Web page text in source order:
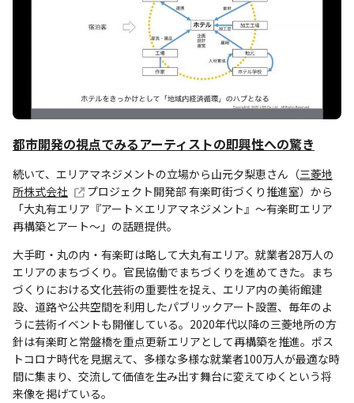
都市開発の視点でみるアーティストの即興性への驚き
続いて、エリアマネジメントの立場から山元夕梨恵さん（三菱地
所株式会社
プロジェクト開発部 有楽町街づくり推進室）から
「大丸有エリア『アート×エリアマネジメント』〜有楽町エリア
再構築とアート〜」の話題提供。
大手町・丸の内・有楽町は略して大丸有エリア。就業者28万人の
エリアのまちづくり。官民協働でまちづくりを進めてきた。まち
づくりにおける文化芸術の重要性を捉え、エリア内の美術館建
設、道路や公共空間を利用したパブリックアート設置、毎年のよ
うに芸術イベントも開催している。2020年代以降の三菱地所の方
針は有楽町と常盤橋を重点更新エリアとして再構築を推進。ポス
トコロナ時代を見据えて、多様な多様な就業者100万人が最適な時
間に集まり、交流して価値を生み出す舞台に変えてゆくという将
来像を掲げている。